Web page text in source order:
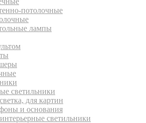
потолочные
лампы
светильники
для картин
и основания
светильники